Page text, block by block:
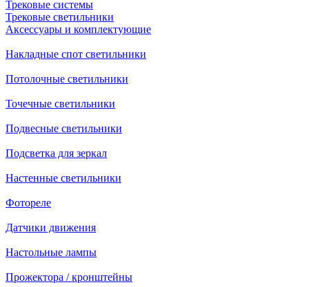
Трековые системы
Трековые светильники
Аксессуары и комплектующие
Накладные спот светильники
Потолочные светильники
Точечные светильники
Подвесные светильники
Подсветка для зеркал
Настенные светильники
Фотореле
Датчики движения
Настольные лампы
Прожектора / кронштейны